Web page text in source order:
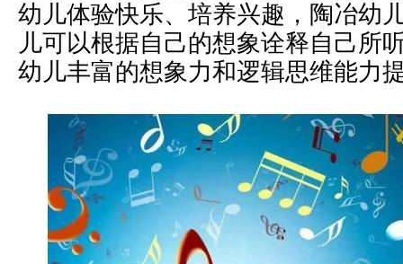
幼儿体验快乐、培养兴趣，陶冶幼
儿可以根据自己的想象诠释自己所
幼儿丰富的想象力和逻辑思维能力